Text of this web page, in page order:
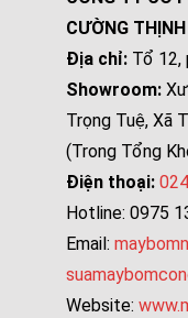
CƯỜNG
Địa chỉ:Tổ 12,
Showroom:
Trọng Tuệ, Xã
(Trong Tổng
Điện thoại:
Hotline: 0975
Email:
Website: